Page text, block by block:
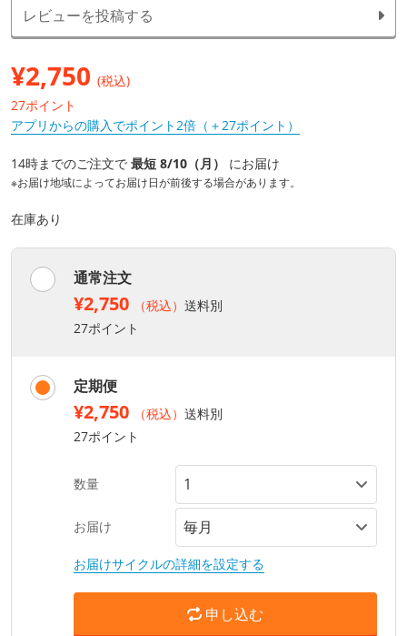
レビューを投稿する
¥2,750 (税込)
27ポイント
アプリからの購入でポイント2倍（＋27ポイント）
14時までのご注文で 最短 8/10（月） にお届け
※お届け地域によってお届け日が前後する場合があります。
在庫あり
通常注文
¥2,750 （税込） 送料別
27ポイント
定期便
¥2,750 （税込） 送料別
27ポイント
数量
お届け
お届けサイクルの詳細を設定する
申し込む